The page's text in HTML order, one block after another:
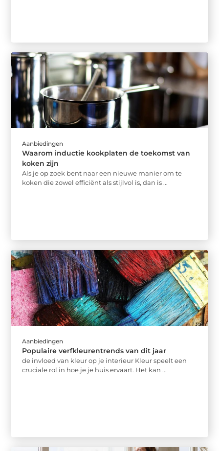
Aanbiedingen
Waarom inductie kookplaten de toekomst van
koken zijn
Als je op zoek bent naar een nieuwe manier om te
koken die zowel efficiënt als stijlvol is, dan is ...
Aanbiedingen
Populaire verfkleurentrends van dit jaar
de invloed van kleur op je interieur Kleur speelt een
cruciale rol in hoe je je huis ervaart. Het kan ...